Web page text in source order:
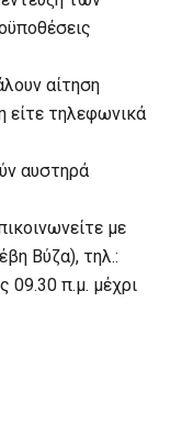
αίτηση
τηλεφωνικά
αυστηρά
με
Βύζα), τηλ.:
09.30 π.μ. μέχρι